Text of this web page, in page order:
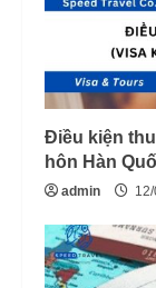
Điều kiện
hôn Hàn
admin